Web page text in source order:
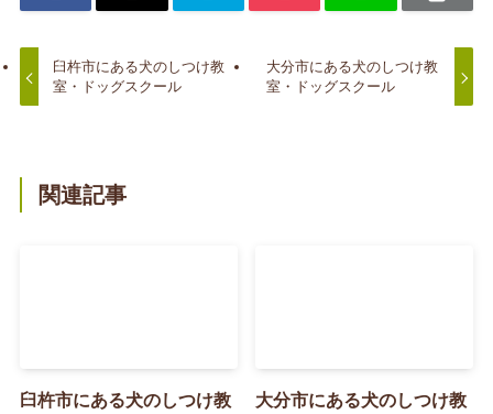
臼杵市にある犬のしつけ教
室・ドッグスクール
大分市にある犬のしつけ教
室・ドッグスクール
関連記事
臼杵市にある犬のしつけ教
大分市にある犬のしつけ教